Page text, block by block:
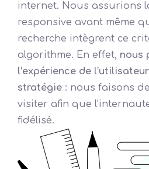
internet. Nous assurions
responsive avant même
recherche intègrent ce
algorithme. En effet, nous
l’expérience de
stratégie : nous faisons
visiter afin que
fidélisé.